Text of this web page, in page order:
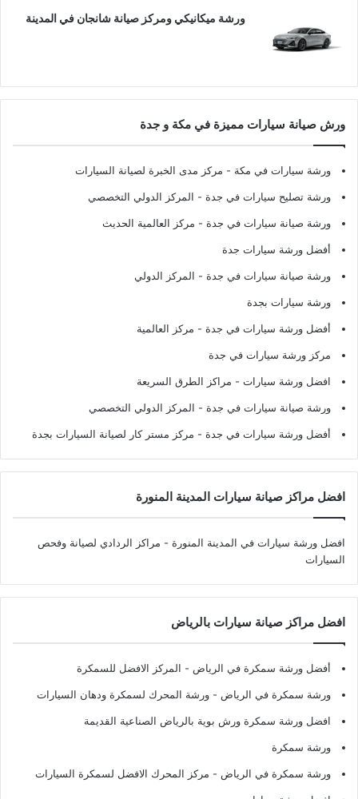
ورشة ميكانيكي ومركز صيانة شانجان في المدينة
ورش صيانة سيارات مميزة في مكة و جدة
ورشة سيارات في مكة - مركز مدى الخبرة لصيانة السيارات
ورشة تصليح سيارات في جدة - المركز الدولي التخصصي
ورشة صيانة سيارات في جدة - مركز العالمية الحديث
أفضل ورشة سيارات جدة
ورشة صيانة سيارات في جدة - المركز الدولي
ورشة سيارات بجدة
أفضل ورشة سيارات في جدة - مركز العالمية
مركز ورشة سيارات في جدة
افضل ورشة سيارات - مراكز الطرق السريعة
ورشة صيانة سيارات في جدة - المركز الدولي التخصصي
أفضل ورشة سيارات في جدة - مركز مستر كار لصيانة السيارات بجدة
افضل مراكز صيانة سيارات المدينة المنورة
افضل ورشة سيارات في المدينة المنورة - مراكز الردادي لصيانة وفحص
السيارات
افضل مراكز صيانة سيارات بالرياض
أفضل ورشة سمكرة في الرياض - المركز الافضل للسمكرة
ورشة سمكرة في الرياض - ورشة المحرك لسمكرة ودهان السيارات
افضل ورشة سمكرة ورش بوية بالرياض الصناعية القديمة
ورشة سمكرة
ورشة سمكرة في الرياض - مركز المحرك الافضل لسمكرة السيارات